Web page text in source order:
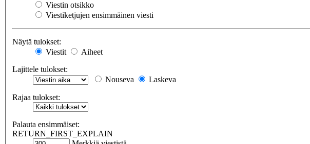
Viestin otsikko
Viestiketjujen ensimmäinen viesti
Näytä tulokset:
Viestit
Aiheet
Lajittele tulokset:
Nouseva
Laskeva
Rajaa tulokset:
Palauta ensimmäiset:
RETURN_FIRST_EXPLAIN